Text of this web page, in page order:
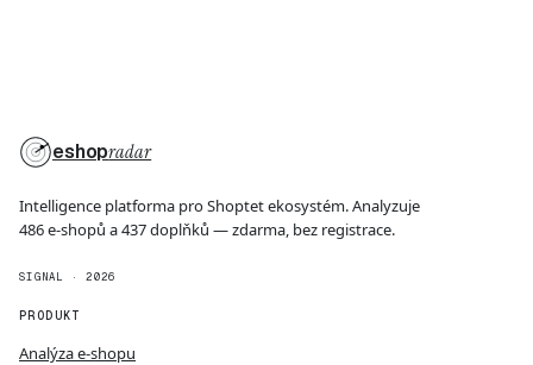
eshopradar
Intelligence platforma pro Shoptet ekosystém. Analyzuje
486 e-shopů a 437 doplňků — zdarma, bez registrace.
SIGNAL · 2026
PRODUKT
Analýza e-shopu